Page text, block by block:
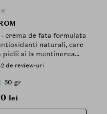
crema de fata formulata
naturali, care
si la mentinerea
- 50 gr
de review-uri
50 gr
lei